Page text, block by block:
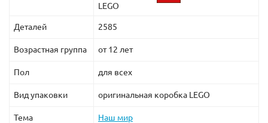
LEGO
Деталей 2585
Возрастная группа от 12 лет
Пол для всех
Вид упаковки оригинальная коробка LEGO
Тема Наш мир